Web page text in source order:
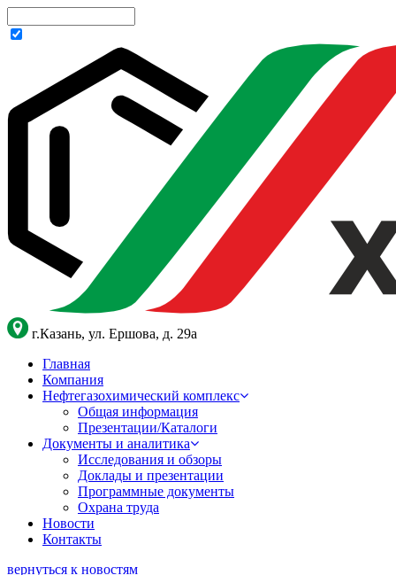
г.Казань, ул. Ершова, д. 29а
Главная
Компания
Нефтегазохимический комплекс
Общая информация
Презентации/Каталоги
Документы и аналитика
Исследования и обзоры
Доклады и презентации
Программные документы
Охрана труда
Новости
Контакты
вернуться к новостям